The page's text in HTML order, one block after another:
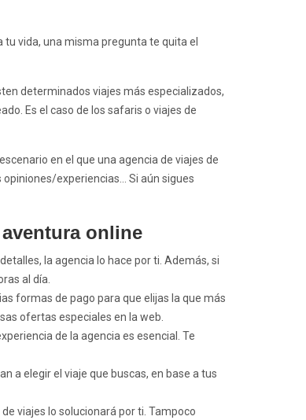
vida, una misma pregunta te quita el
determinados viajes más especializados,
Es el caso de los safaris o viajes de
en el que una agencia de viajes de
experiencias… Si aún sigues
online
la agencia lo hace por ti. Además, si
al día.
formas de pago para que elijas la que más
ofertas especiales en la web.
de la agencia es esencial. Te
a elegir el viaje que buscas, en base a tus
viajes lo solucionará por ti. Tampoco